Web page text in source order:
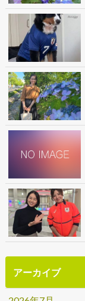
アーカイブ